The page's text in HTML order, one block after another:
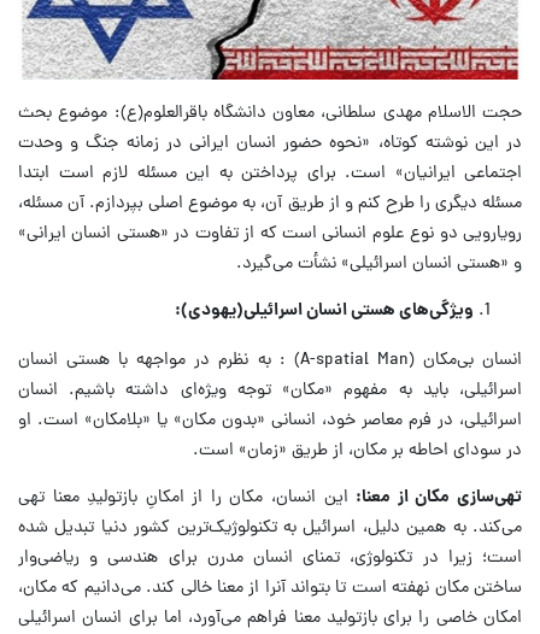
حجت الاسلام مهدی سلطانی، معاون دانشگاه باقرالعلوم(ع): موضوع بحث
در این نوشته کوتاه، «نحوه حضور انسان ایرانی در زمانه جنگ و وحدت
اجتماعی ایرانیان» است. برای پرداختن به این مسئله لازم است ابتدا
مسئله دیگری را طرح کنم و از طریق آن، به موضوع اصلی بپردازم. آن مسئله،
رویارویی دو نوع علوم انسانی است که از تفاوت در «هستی انسان ایرانی»
و «هستی انسان اسرائیلی» نشأت می‌گیرد.
ویژگی‌های هستی انسان اسرائیلی(یهودی):
انسان بی‌مکان (A-spatial Man) : به نظرم در مواجهه با هستی انسان
اسرائیلی، باید به مفهوم «مکان» توجه ویژه‌ای داشته باشیم. انسان
اسرائیلی، در فرم معاصر خود، انسانی «بدون مکان» یا «بلامکان» است. او
در سودای احاطه بر مکان، از طریق «زمان» است.
تهی‌سازی مکان از معنا: این انسان، مکان را از امکانِ بازتولیدِ معنا تهی
می‌کند. به همین دلیل، اسرائیل به تکنولوژیک‌ترین کشور دنیا تبدیل شده
است؛ زیرا در تکنولوژی، تمنای انسان مدرن برای هندسی و ریاضی‌وار
ساختن مکان نهفته است تا بتواند آنرا از معنا خالی کند. می‌دانیم که مکان،
امکان خاصی را برای بازتولید معنا فراهم می‌آورد، اما برای انسان اسرائیلی